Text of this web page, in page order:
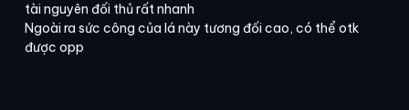
tài nguyên đối thủ rất nhanh
Ngoài ra sức công của lá này tương đối cao, có thể otk
được opp